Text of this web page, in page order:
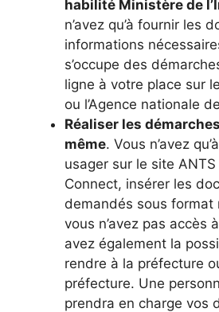
habilité Ministère de
n’avez qu’à fournir les
informations
s’occupe des
ligne à votre place sur
ou l’Agence nationale
Réaliser les
même. Vous n’avez
usager sur le site
Connect, insérer les
demandés sous format
vous n’avez pas accès
avez également la
rendre à la préfecture
préfecture. Une
prendra en charge vos